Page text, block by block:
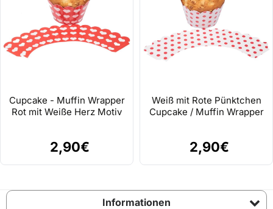
Cupcake - Muffin Wrapper
Rot mit Weiße Herz Motiv
2,90€
Weiß mit Rote Pünktchen
Cupcake / Muffin Wrapper
2,90€
Informationen